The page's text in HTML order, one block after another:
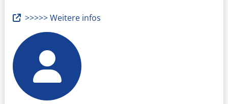
>>>>> Weitere infos